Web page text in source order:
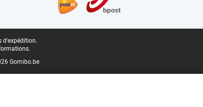
d'expédition.
Gomibo.be